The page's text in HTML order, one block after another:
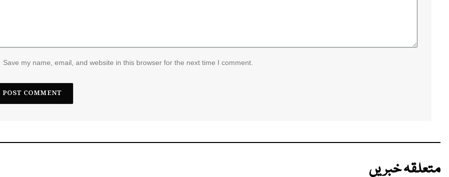
Save my name, email, and website in this browser for the next time I comment.
متعلقہ خبریں